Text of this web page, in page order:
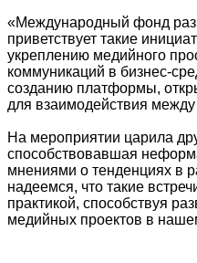
«Международный фонд
приветствует такие
укреплению медийного
коммуникаций в бизнес-
созданию платформы,
для взаимодействия
На мероприятии царила
способствовавшая
мнениями о тенденциях в
надеемся, что такие
практикой, способствуя
медийных проектов в